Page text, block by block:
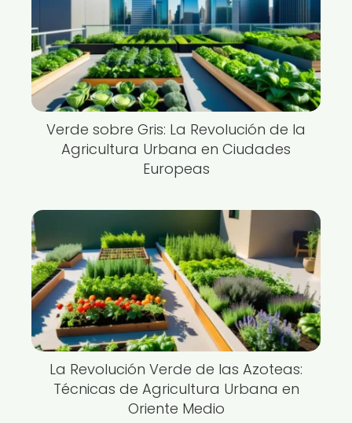
Verde sobre Gris: La Revolución de la
Agricultura Urbana en Ciudades
Europeas
La Revolución Verde de las Azoteas:
Técnicas de Agricultura Urbana en
Oriente Medio